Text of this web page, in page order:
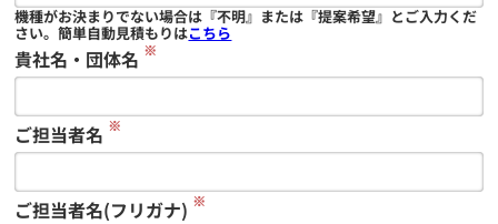
機種がお決まりでない場合は『不明』または『提案希望』とご入力くだ
さい。簡単自動見積もりはこちら
貴社名・団体名 ※
ご担当者名 ※
ご担当者名(フリガナ) ※